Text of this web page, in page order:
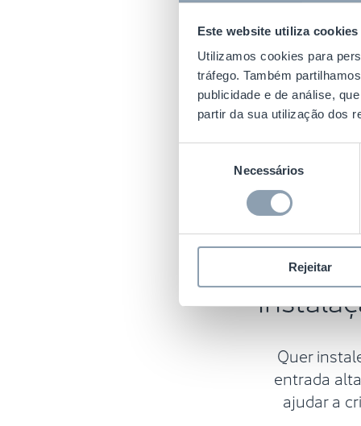
Este website utiliza cookies
Utilizamos cookies para
tráfego. Também
publicidade e de análise,
partir da sua utilização dos
consentimento
Necessários
Rejeitar
FLOOR THICKNESS
TECNOLOGIA DE
FREQUÊNCIA
Quer
entrada
ajudar a